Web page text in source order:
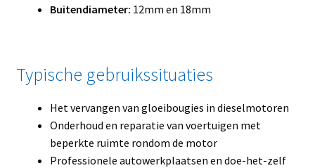
Buitendiameter: 12mm en 18mm
Typische gebruikssituaties
Het vervangen van gloeibougies in dieselmotoren
Onderhoud en reparatie van voertuigen met
beperkte ruimte rondom de motor
Professionele autowerkplaatsen en doe-het-zelf